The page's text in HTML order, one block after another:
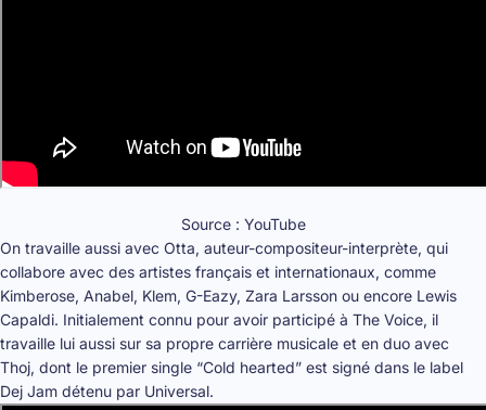
Source : YouTube
On travaille aussi avec Otta, auteur-compositeur-interprète, qui
collabore avec des artistes français et internationaux, comme
Kimberose, Anabel, Klem, G-Eazy, Zara Larsson ou encore Lewis
Capaldi. Initialement connu pour avoir participé à The Voice, il
travaille lui aussi sur sa propre carrière musicale et en duo avec
Thoj, dont le premier single “Cold hearted” est signé dans le label
Dej Jam détenu par Universal.